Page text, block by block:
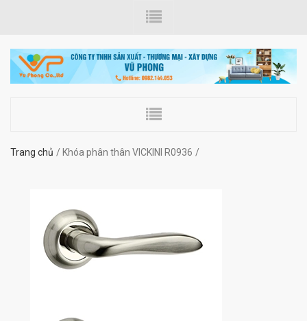
Trang chủ Khóa phân thân VICKINI R0936